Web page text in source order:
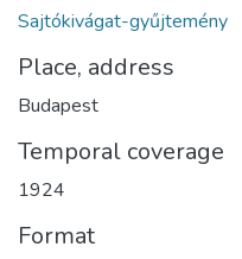
Sajtókivágat-gyűjtemény
Place, address
Budapest
Temporal coverage
1924
Format